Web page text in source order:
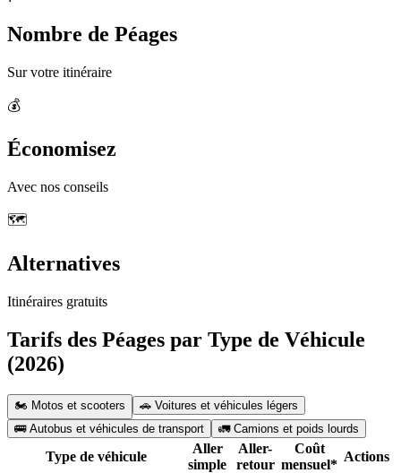
Nombre de Péages
Sur votre itinéraire
💰
Économisez
Avec nos conseils
🗺️
Alternatives
Itinéraires gratuits
Tarifs des Péages par Type de Véhicule
(2026)
🏍️ Motos et scooters
🚗 Voitures et véhicules légers
🚌 Autobus et véhicules de transport
🚛 Camions et poids lourds
Type de véhicule
Aller
simple
Aller-
retour
Coût
mensuel*
Actions